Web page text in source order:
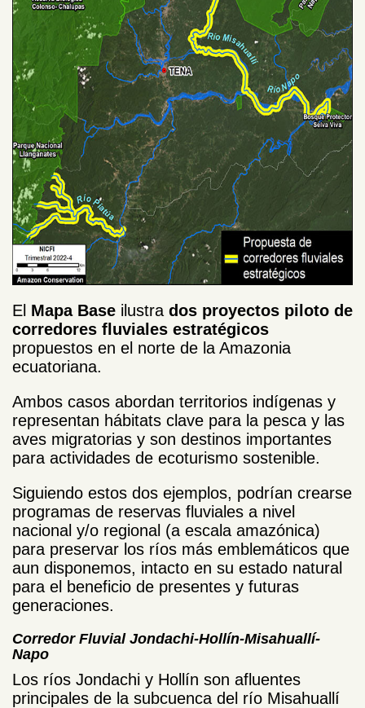
El Mapa Base ilustra dos proyectos piloto de
corredores fluviales estratégicos
propuestos en el norte de la Amazonia
ecuatoriana.
Ambos casos abordan territorios indígenas y
representan hábitats clave para la pesca y las
aves migratorias y son destinos importantes
para actividades de ecoturismo sostenible.
Siguiendo estos dos ejemplos, podrían crearse
programas de reservas fluviales a nivel
nacional y/o regional (a escala amazónica)
para preservar los ríos más emblemáticos que
aun disponemos, intacto en su estado natural
para el beneficio de presentes y futuras
generaciones.
Corredor Fluvial Jondachi-Hollín-Misahuallí-
Napo
Los ríos Jondachi y Hollín son afluentes
principales de la subcuenca del río Misahuallí